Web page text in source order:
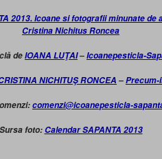
2013. Icoane si fotografii minunate de
Cristina Nichitus Roncea
deIOANA LUŢAI–Icoanepesticla-
NICHITUŞ RONCEA –Precum-
comenzi@icoanepesticla-
Sursa foto: Calendar SAPANTA 2013